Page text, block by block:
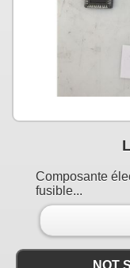
Composante
fusible...
NOT